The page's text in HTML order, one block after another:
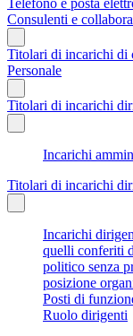
Consulenti e
Titolari di incarichi di
Personale
Titolari di incarichi
Incarichi
Titolari di incarichi
Incarichi
quelli conferiti
politico senza
posizione
Posti di
Ruolo dirigenti